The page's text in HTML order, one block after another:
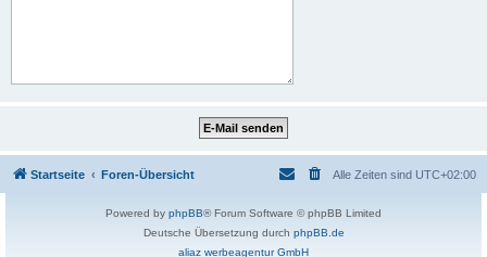
Startseite Foren-Übersicht Alle Zeiten sind UTC+02:00
Powered by phpBB® Forum Software © phpBB Limited
Deutsche Übersetzung durch phpBB.de
aliaz werbeagentur GmbH